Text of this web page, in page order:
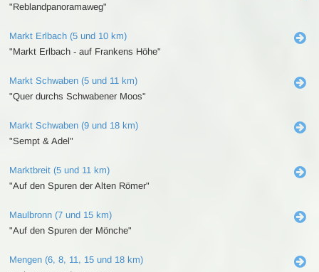
"Reblandpanoramaweg"
Markt Erlbach (5 und 10 km)
"Markt Erlbach - auf Frankens Höhe"
Markt Schwaben (5 und 11 km)
"Quer durchs Schwabener Moos"
Markt Schwaben (9 und 18 km)
"Sempt & Adel"
Marktbreit (5 und 11 km)
"Auf den Spuren der Alten Römer"
Maulbronn (7 und 15 km)
"Auf den Spuren der Mönche"
Mengen (6, 8, 11, 15 und 18 km)